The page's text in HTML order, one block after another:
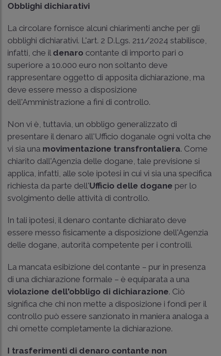
Obblighi dichiarativi
La circolare fornisce alcuni chiarimenti anche per gli
obblighi dichiarativi. L'art. 2 D.Lgs. 211/2024 stabilisce,
infatti, che il denaro contante di importo pari o
superiore a 10.000 euro non soltanto deve
rappresentare oggetto di apposita dichiarazione, ma
deve essere messo a disposizione
dell'Amministrazione a fini di controllo.
Non vi è, tuttavia, un obbligo generalizzato di
presentare il denaro all'Ufficio doganale ogni volta che
vi sia una movimentazione transfrontaliera. Come
chiarito dall'Agenzia delle dogane, tale previsione si
applica, infatti, alle sole ipotesi in cui vi sia una specifica
richiesta da parte dell'Ufficio delle dogane per lo
svolgimento delle attività di controllo.
In tali ipotesi, il denaro contante dichiarato deve
essere messo fisicamente a disposizione dell'Agenzia
delle dogane, autorità competente per i controlli.
La mancata esibizione del contante – pur in presenza
di una dichiarazione formale – è equiparata a una
violazione dell'obbligo di dichiarazione. Ciò
significa che chi non mette a disposizione i fondi per il
controllo può essere sanzionato in maniera analoga a
chi omette completamente la dichiarazione.
I trasferimenti di denaro contante non